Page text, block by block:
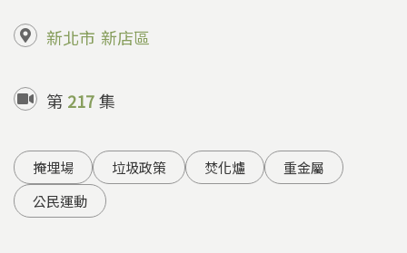
新北市 新店區
第 217集
掩埋場 垃圾政策 焚化爐
重金屬
公民運動